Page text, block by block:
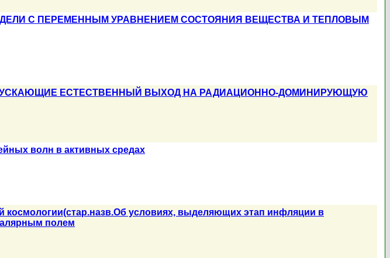
С ПЕРЕМЕННЫМ УРАВНЕНИЕМ СОСТОЯНИЯ ВЕЩЕСТВА И ТЕПЛОВЫМ
ЕСТЕСТВЕННЫЙ ВЫХОД НА РАДИАЦИОННО-ДОМИНИРУЮЩУЮ
волн в активных средах
условиях, выделяющих этап инфляции в
полем